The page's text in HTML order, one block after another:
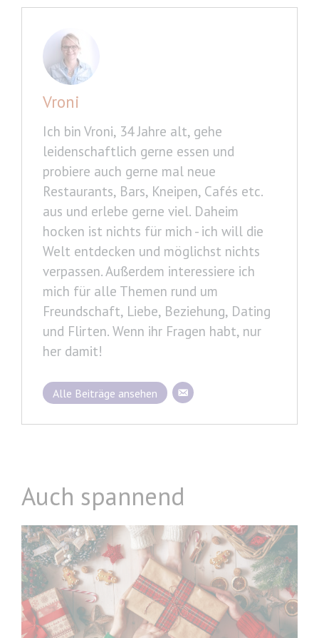
Vroni
Ich bin Vroni, 34 Jahre alt, gehe
leidenschaftlich gerne essen und
probiere auch gerne mal neue
Restaurants, Bars, Kneipen, Cafés etc.
aus und erlebe gerne viel. Daheim
hocken ist nichts für mich - ich will die
Welt entdecken und möglichst nichts
verpassen. Außerdem interessiere ich
mich für alle Themen rund um
Freundschaft, Liebe, Beziehung, Dating
und Flirten. Wenn ihr Fragen habt, nur
her damit!
Alle Beiträge ansehen
Auch spannend